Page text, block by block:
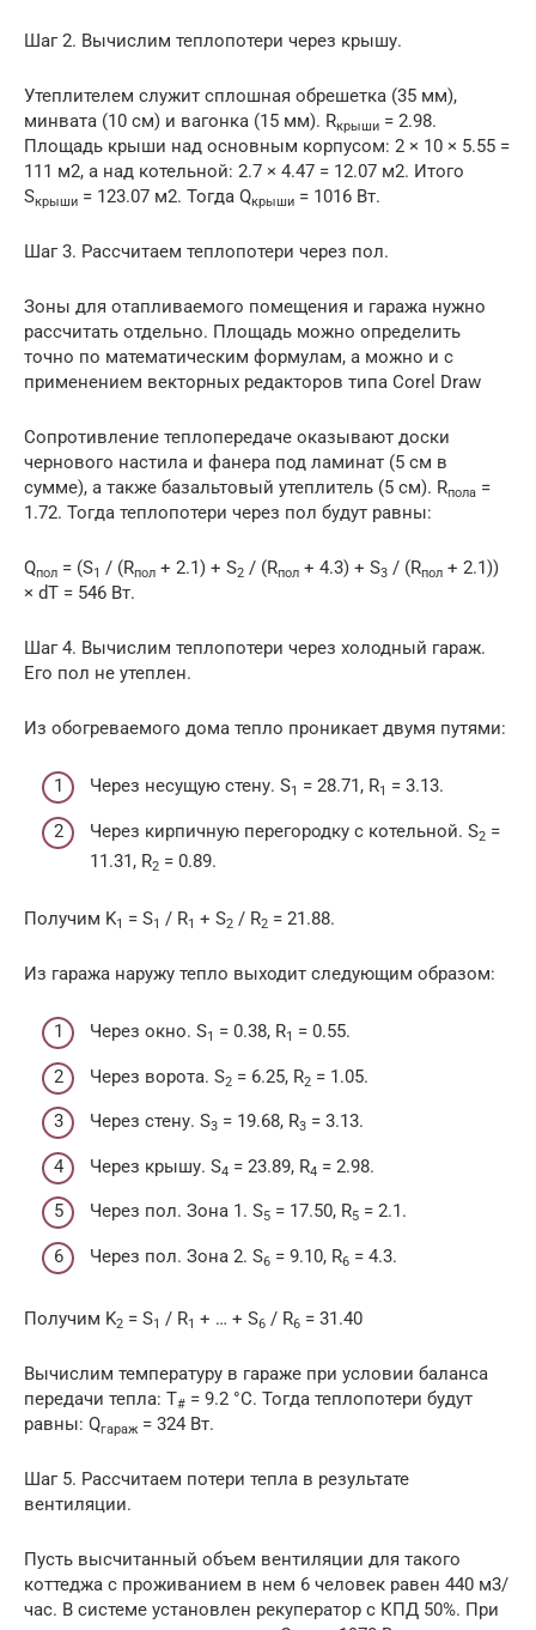
Шаг 2. Вычислим теплопотери через крышу.
Утеплителем служит сплошная обрешетка (35 мм),
минвата (10 см) и вагонка (15 мм). Rкрыши = 2.98.
Площадь крыши над основным корпусом: 2 × 10 × 5.55 =
111 м2, а над котельной: 2.7 × 4.47 = 12.07 м2. Итого
Sкрыши = 123.07 м2. Тогда Qкрыши = 1016 Вт.
Шаг 3. Рассчитаем теплопотери через пол.
Зоны для отапливаемого помещения и гаража нужно
рассчитать отдельно. Площадь можно определить
точно по математическим формулам, а можно и с
применением векторных редакторов типа Corel Draw
Сопротивление теплопередаче оказывают доски
чернового настила и фанера под ламинат (5 см в
сумме), а также базальтовый утеплитель (5 см). Rпола =
1.72. Тогда теплопотери через пол будут равны:
Qпол = (S1 / (Rпол + 2.1) + S2 / (Rпол + 4.3) + S3 / (Rпол + 2.1))
× dT = 546 Вт.
Шаг 4. Вычислим теплопотери через холодный гараж.
Его пол не утеплен.
Из обогреваемого дома тепло проникает двумя путями:
Через несущую стену. S1 = 28.71, R1 = 3.13.
Через кирпичную перегородку с котельной. S2 =
11.31, R2 = 0.89.
Получим K1 = S1 / R1 + S2 / R2 = 21.88.
Из гаража наружу тепло выходит следующим образом:
Через окно. S1 = 0.38, R1 = 0.55.
Через ворота. S2 = 6.25, R2 = 1.05.
Через стену. S3 = 19.68, R3 = 3.13.
Через крышу. S4 = 23.89, R4 = 2.98.
Через пол. Зона 1. S5 = 17.50, R5 = 2.1.
Через пол. Зона 2. S6 = 9.10, R6 = 4.3.
Получим K2 = S1 / R1 + … + S6 / R6 = 31.40
Вычислим температуру в гараже при условии баланса
передачи тепла: T# = 9.2 °С. Тогда теплопотери будут
равны: Qгараж = 324 Вт.
Шаг 5. Рассчитаем потери тепла в результате
вентиляции.
Пусть высчитанный объем вентиляции для такого
коттеджа с проживанием в нем 6 человек равен 440 м3/
час. В системе установлен рекуператор с КПД 50%. При